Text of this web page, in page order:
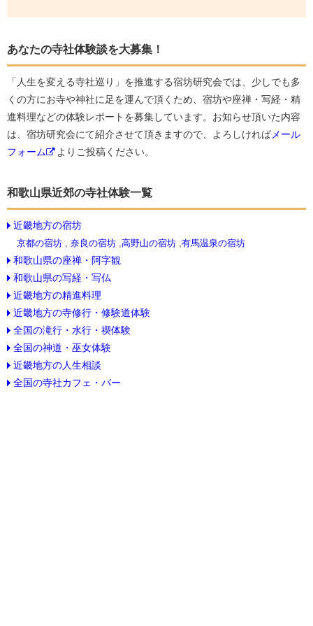
あなたの寺社体験談を大募集！
「人生を変える寺社巡り」を推進する宿坊研究会では、少しでも多
くの方にお寺や神社に足を運んで頂くため、宿坊や座禅・写経・精
進料理などの体験レポートを募集しています。お知らせ頂いた内容
は、宿坊研究会にて紹介させて頂きますので、よろしければ メール
フォーム
よりご投稿ください。
和歌山県近郊の寺社体験一覧
近畿地方の宿坊
京都の宿坊 奈良の宿坊 高野山の宿坊 有馬温泉の宿坊
和歌山県の座禅・阿字観
和歌山県の写経・写仏
近畿地方の精進料理
近畿地方の寺修行・修験道体験
全国の滝行・水行・禊体験
全国の神道・巫女体験
近畿地方の人生相談
全国の寺社カフェ・バー